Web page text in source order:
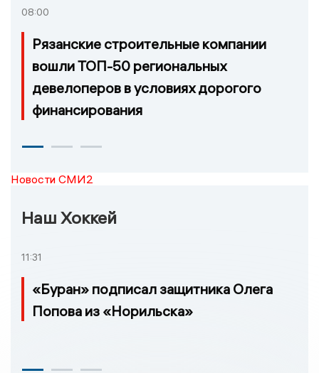
08:00
Рязанские строительные компании
вошли ТОП-50 региональных
девелоперов в условиях дорогого
финансирования
Новости СМИ2
Наш Хоккей
11:31
«Буран» подписал защитника Олега
Попова из «Норильска»